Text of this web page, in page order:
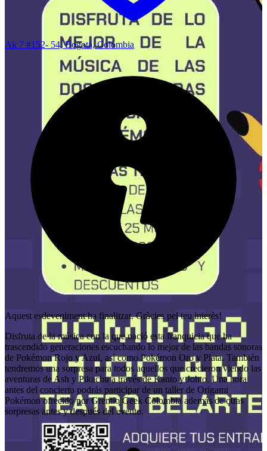
Ak 7 #152- 54, Bogotá, Colombia
Aquest esdeveniment ha finalitzat. Gràcies pel teu interès!
Disfruta de la música con la que nació esta franquicia que ha
trascendido generaciones escuchando lo mejor de las bandas sonoras
de Pokémon Rojo y Azul, así como Pokémon Oro y Plata. También
tendremos una sorpresa para todos aquellos que crecieron viendo las
aventuras de Ash y Pikachu a través de Kanto y Johto. Una hora
antes del concierto podrás participar de un taller de Origami
Pokémon ofrecido por Gremio Geek Colombia además de otras
sorpresas antes y después del evento.